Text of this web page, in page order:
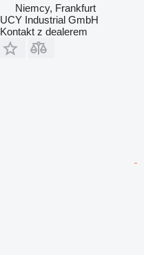
Niemcy, Frankfurt
UCY Industrial GmbH
Kontakt z dealerem